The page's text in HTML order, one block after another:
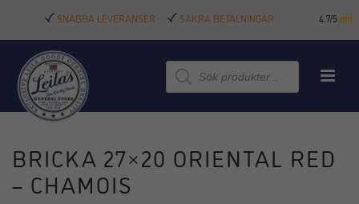
SNABBA LEVERANSER SÄKRA BETALNINGAR 4.7/5
Produktsökning
BRICKA 27×20 ORIENTAL RED
– CHAMOIS